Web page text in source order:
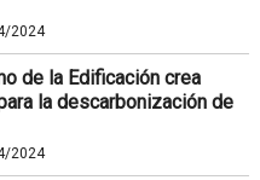
2024
de la Edificación crea
la descarbonización de
2024